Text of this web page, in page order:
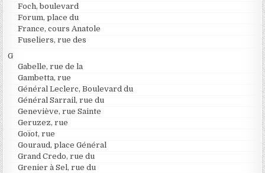
Foch, boulevard
Forum, place du
France, cours Anatole
Fuseliers, rue des
G
Gabelle, rue de la
Gambetta, rue
Général Leclerc, Boulevard du
Général Sarrail, rue du
Geneviève, rue Sainte
Geruzez, rue
Goïot, rue
Gouraud, place Général
Grand Credo, rue du
Grenier à Sel, rue du